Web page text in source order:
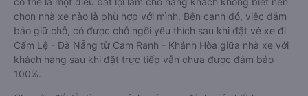
chọn nhà xe nào là phù hợp với mình. Bên cạnh đó, việc đảm
bảo giữ chỗ, có được chỗ ngồi yêu thích sau khi đặt vé xe đi
Cẩm Lệ - Đà Nẵng từ Cam Ranh - Khánh Hòa giữa nhà xe với
khách hàng sau khi đặt trực tiếp vẫn chưa được đảm bảo
100%.